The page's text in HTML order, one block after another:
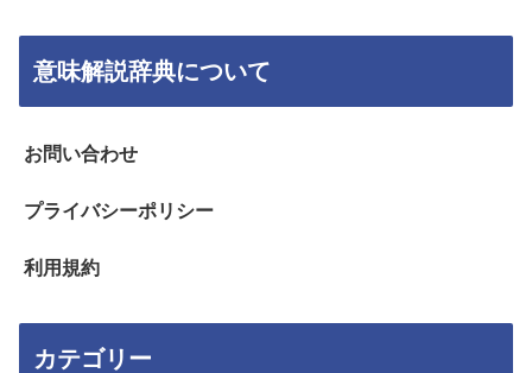
意味解説辞典について
お問い合わせ
プライバシーポリシー
利用規約
カテゴリー